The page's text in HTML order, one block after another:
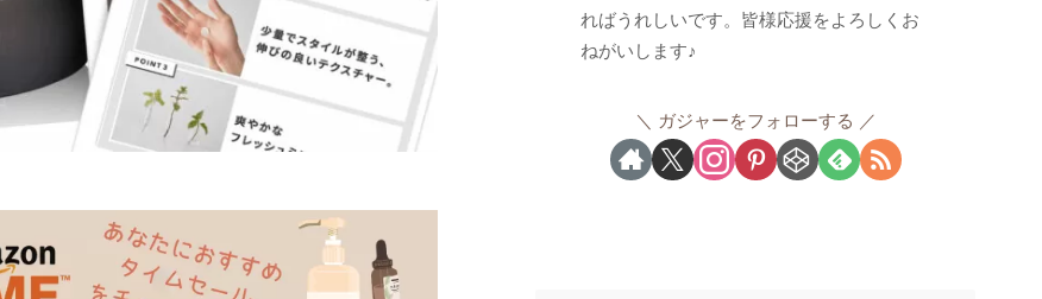
ればうれしいです。皆様応援をよろしくお
ねがいします♪
ガジャーをフォローする